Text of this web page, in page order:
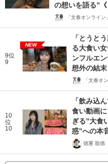
の想いを語る”
「文春オンライン
9位
9
NEW
「とうと
る大食い
ンフルエ
想外の結末
「文春オ
10
位
10
「飲み込
食い動画
ぎる”大食
惑”への本
徳重 龍徳